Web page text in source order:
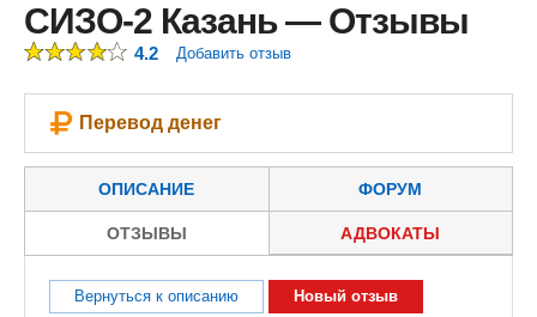
РЕКЛАМОДАТЕЛЯМ
СИЗО-2 Казань — Отзывы
4.2 Добавить отзыв
Перевод денег
ОПИСАНИЕ ФОРУМ
ОТЗЫВЫ АДВОКАТЫ
Вернуться к описанию Новый отзыв